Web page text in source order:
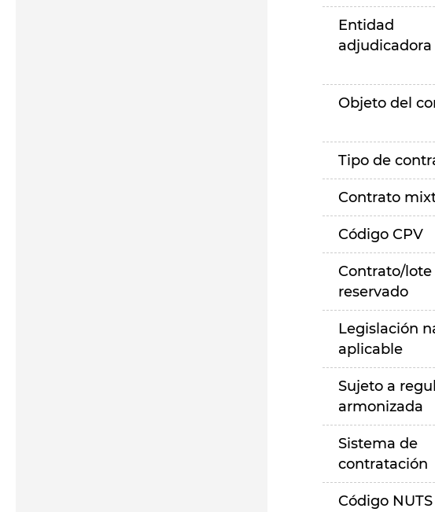
Entidad
adjudicadora
Objeto del
Tipo de
Contrato
Código CPV
Contrato/lote
reservado
Legislación
aplicable
Sujeto a
armonizada
Sistema de
contratación
Código NUTS